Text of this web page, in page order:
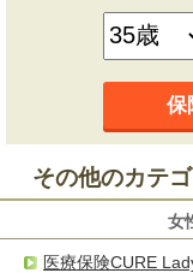
保
その他のカテ
女
医療保険CURE